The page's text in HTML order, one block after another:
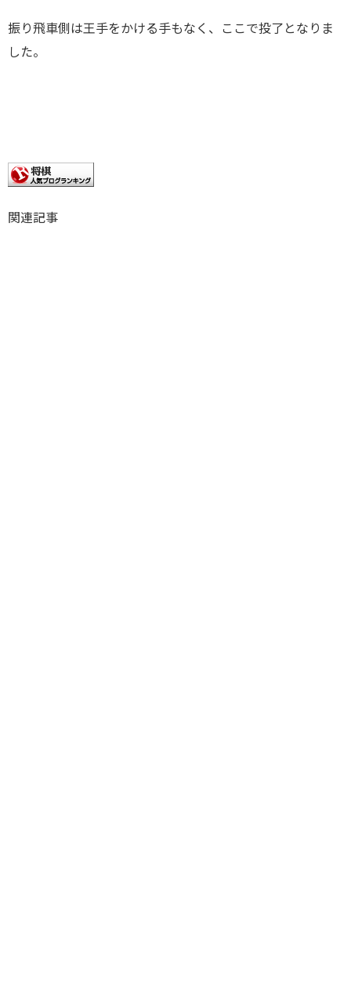
振り飛車側は王手をかける手もなく、ここで投了となりま
した。
関連記事